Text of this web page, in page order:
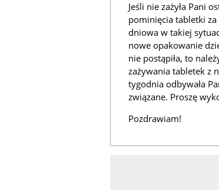
Jeśli nie zażyła Pani
pominięcia tabletki
dniowa w takiej
nowe opakowanie
nie postąpiła, to
zażywania tabletek z
tygodnia odbywała
związane. Proszę
Pozdrawiam!